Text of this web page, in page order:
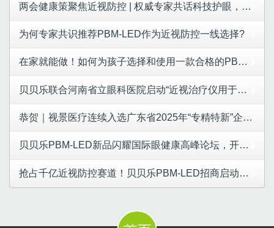
两会健康策聚焦近视防控 | 权威专家共话科技护眼，视景医疗LED红光成合规防控新选择
为何专家共识推荐PBM-LED作为近视防控一线选择?
在家就能做！如何为孩子选择和使用一款合格的PBM-LED产品
贝贝乐联合河南省立眼科医院启动“近视治疗仪用于控制儿童青少年近视进展的安全性和有效性研究”项目！
恭贺｜视景医疗连续入选广东省2025年“专精特新”企业名单
贝贝乐PBM-LED新品闪耀国际眼健康高峰论坛，开启近视防控新篇章
抢占千亿近视防控赛道！贝贝乐PBM-LED招商启动，邀您共拓财富蓝海！